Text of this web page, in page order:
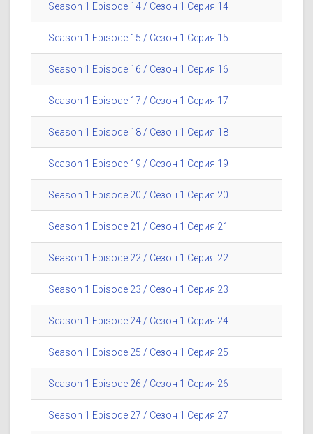
Season 1 Episode 14 / Сезон 1 Серия 14
Season 1 Episode 15 / Сезон 1 Серия 15
Season 1 Episode 16 / Сезон 1 Серия 16
Season 1 Episode 17 / Сезон 1 Серия 17
Season 1 Episode 18 / Сезон 1 Серия 18
Season 1 Episode 19 / Сезон 1 Серия 19
Season 1 Episode 20 / Сезон 1 Серия 20
Season 1 Episode 21 / Сезон 1 Серия 21
Season 1 Episode 22 / Сезон 1 Серия 22
Season 1 Episode 23 / Сезон 1 Серия 23
Season 1 Episode 24 / Сезон 1 Серия 24
Season 1 Episode 25 / Сезон 1 Серия 25
Season 1 Episode 26 / Сезон 1 Серия 26
Season 1 Episode 27 / Сезон 1 Серия 27